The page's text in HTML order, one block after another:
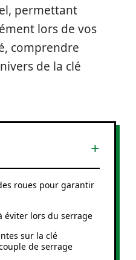
permettant
lors de vos
comprendre
de la clé
roues pour garantir
éviter lors du serrage
sur la clé
de serrage